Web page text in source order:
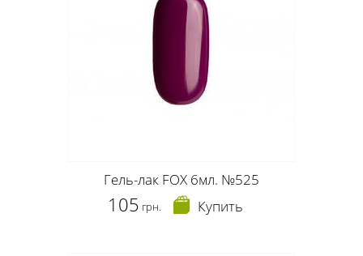
Гель-лак FOX 6мл. №525
105 грн. Купить